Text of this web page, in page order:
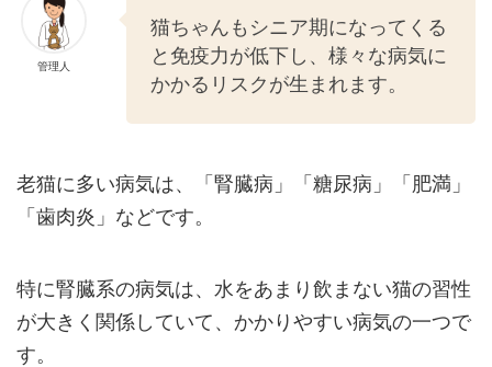
管理人
猫ちゃんもシニア期になってくる
と免疫力が低下し、様々な病気に
かかるリスクが生まれます。
老猫に多い病気は、「腎臓病」「糖尿病」「肥満」
「歯肉炎」などです。
特に腎臓系の病気は、水をあまり飲まない猫の習性
が大きく関係していて、かかりやすい病気の一つで
す。